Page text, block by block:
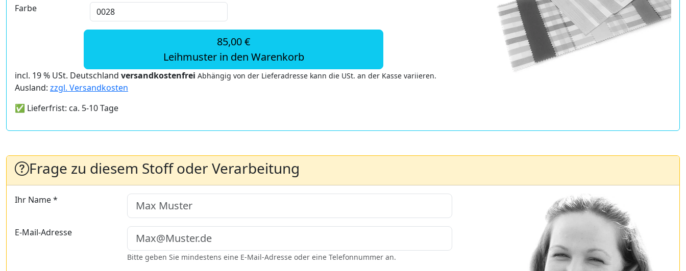
Farbe
85,00 €
Leihmuster in den Warenkorb
incl. 19 % USt. Deutschland versandkostenfrei Abhängig von der Lieferadresse kann die USt. an der Kasse variieren.
Ausland: zzgl. Versandkosten
✅ Lieferfrist: ca. 5-10 Tage
Frage zu diesem Stoff oder Verarbeitung
Ihr Name *
E-Mail-Adresse
Bitte geben Sie mindestens eine E-Mail-Adresse oder eine Telefonnummer an.